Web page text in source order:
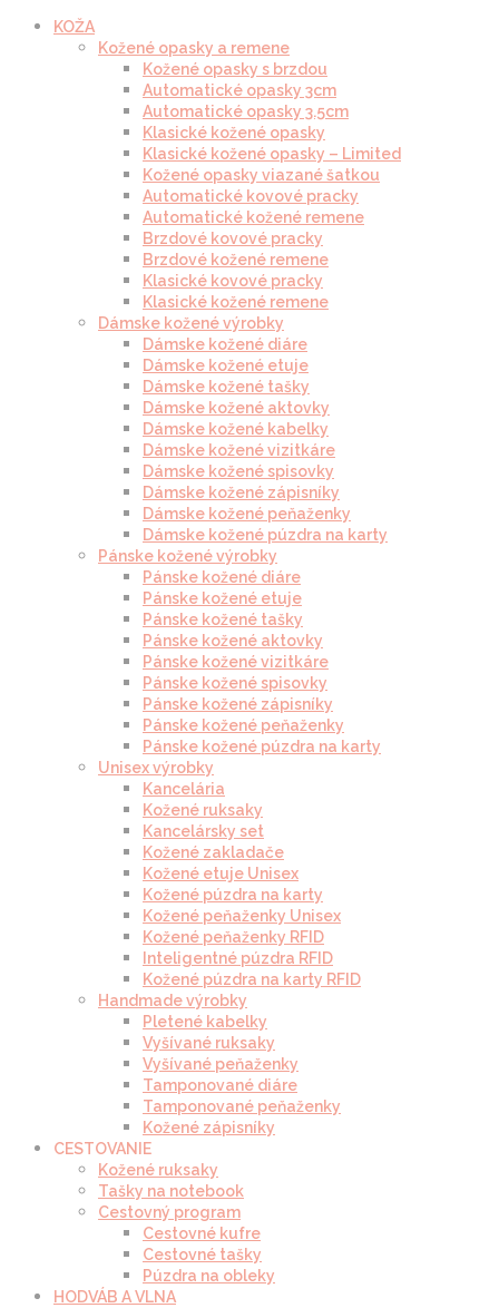
KOŽA
Kožené opasky a remene
Kožené opasky s brzdou
Automatické opasky 3cm
Automatické opasky 3.5cm
Klasické kožené opasky
Klasické kožené opasky – Limited
Kožené opasky viazané šatkou
Automatické kovové pracky
Automatické kožené remene
Brzdové kovové pracky
Brzdové kožené remene
Klasické kovové pracky
Klasické kožené remene
Dámske kožené výrobky
Dámske kožené diáre
Dámske kožené etuje
Dámske kožené tašky
Dámske kožené aktovky
Dámske kožené kabelky
Dámske kožené vizitkáre
Dámske kožené spisovky
Dámske kožené zápisníky
Dámske kožené peňaženky
Dámske kožené púzdra na karty
Pánske kožené výrobky
Pánske kožené diáre
Pánske kožené etuje
Pánske kožené tašky
Pánske kožené aktovky
Pánske kožené vizitkáre
Pánske kožené spisovky
Pánske kožené zápisníky
Pánske kožené peňaženky
Pánske kožené púzdra na karty
Unisex výrobky
Kancelária
Kožené ruksaky
Kancelársky set
Kožené zakladače
Kožené etuje Unisex
Kožené púzdra na karty
Kožené peňaženky Unisex
Kožené peňaženky RFID
Inteligentné púzdra RFID
Kožené púzdra na karty RFID
Handmade výrobky
Pletené kabelky
Vyšívané ruksaky
Vyšívané peňaženky
Tamponované diáre
Tamponované peňaženky
Kožené zápisníky
CESTOVANIE
Kožené ruksaky
Tašky na notebook
Cestovný program
Cestovné kufre
Cestovné tašky
Púzdra na obleky
HODVÁB A VLNA